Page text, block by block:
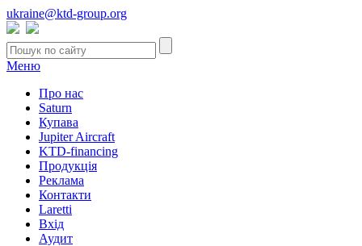
ukraine@ktd-group.org
Меню
Про нас
Saturn
Купава
Jupiter Aircraft
KTD-financing
Продукція
Реклама
Контакти
Laretti
Вхід
Аудит